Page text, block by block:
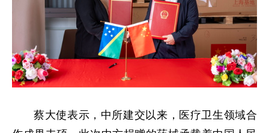
蔡大使表示，中所建交以来，医疗卫生领域合